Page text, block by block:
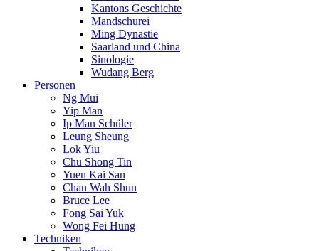
Kantons Geschichte
Mandschurei
Ming Dynastie
Saarland und China
Sinologie
Wudang Berg
Personen
Ng Mui
Yip Man
Ip Man Schüler
Leung Sheung
Lok Yiu
Chu Shong Tin
Yuen Kai San
Chan Wah Shun
Bruce Lee
Fong Sai Yuk
Wong Fei Hung
Techniken